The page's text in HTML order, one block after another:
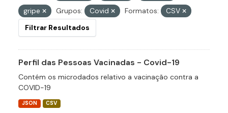
gripe
Grupos: Covid Formatos:
CSV
Filtrar Resultados
Perfil das Pessoas Vacinadas - Covid-19
Contém os microdados relativo a vacinação contra a
COVID-19
JSON CSV